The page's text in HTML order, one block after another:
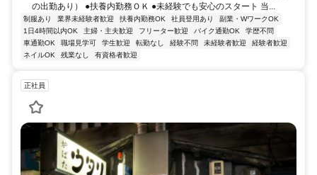
の出勤あり） ●扶養内勤務ＯＫ ●未経験でも安心のスタート 当...
制服あり 業界未経験者歓迎 扶養内勤務OK 社員登用あり
副業・WワークOK
1日4時間以内OK
主婦・主夫歓迎 フリーター歓迎 バイク通勤OK
学歴不問
車通勤OK
職場見学可 学生歓迎 転勤なし 経験不問 未経験者歓迎
経験者歓迎
ネイルOK
残業なし 有資格者歓迎
正社員